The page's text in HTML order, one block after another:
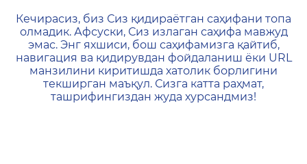
404 — Страница не
Кечирасиз, биз Сиз қидираётган саҳифани топа
олмадик. Афсуски, Сиз излаган саҳифа мавжуд
эмас. Энг яхшиси, бош саҳифамизга қайтиб,
навигация ва қидирувдан фойдаланиш ёки URL
манзилини киритишда хатолик борлигини
текширган маъқул. Сизга катта раҳмат,
ташрифингиздан жуда хурсандмиз!